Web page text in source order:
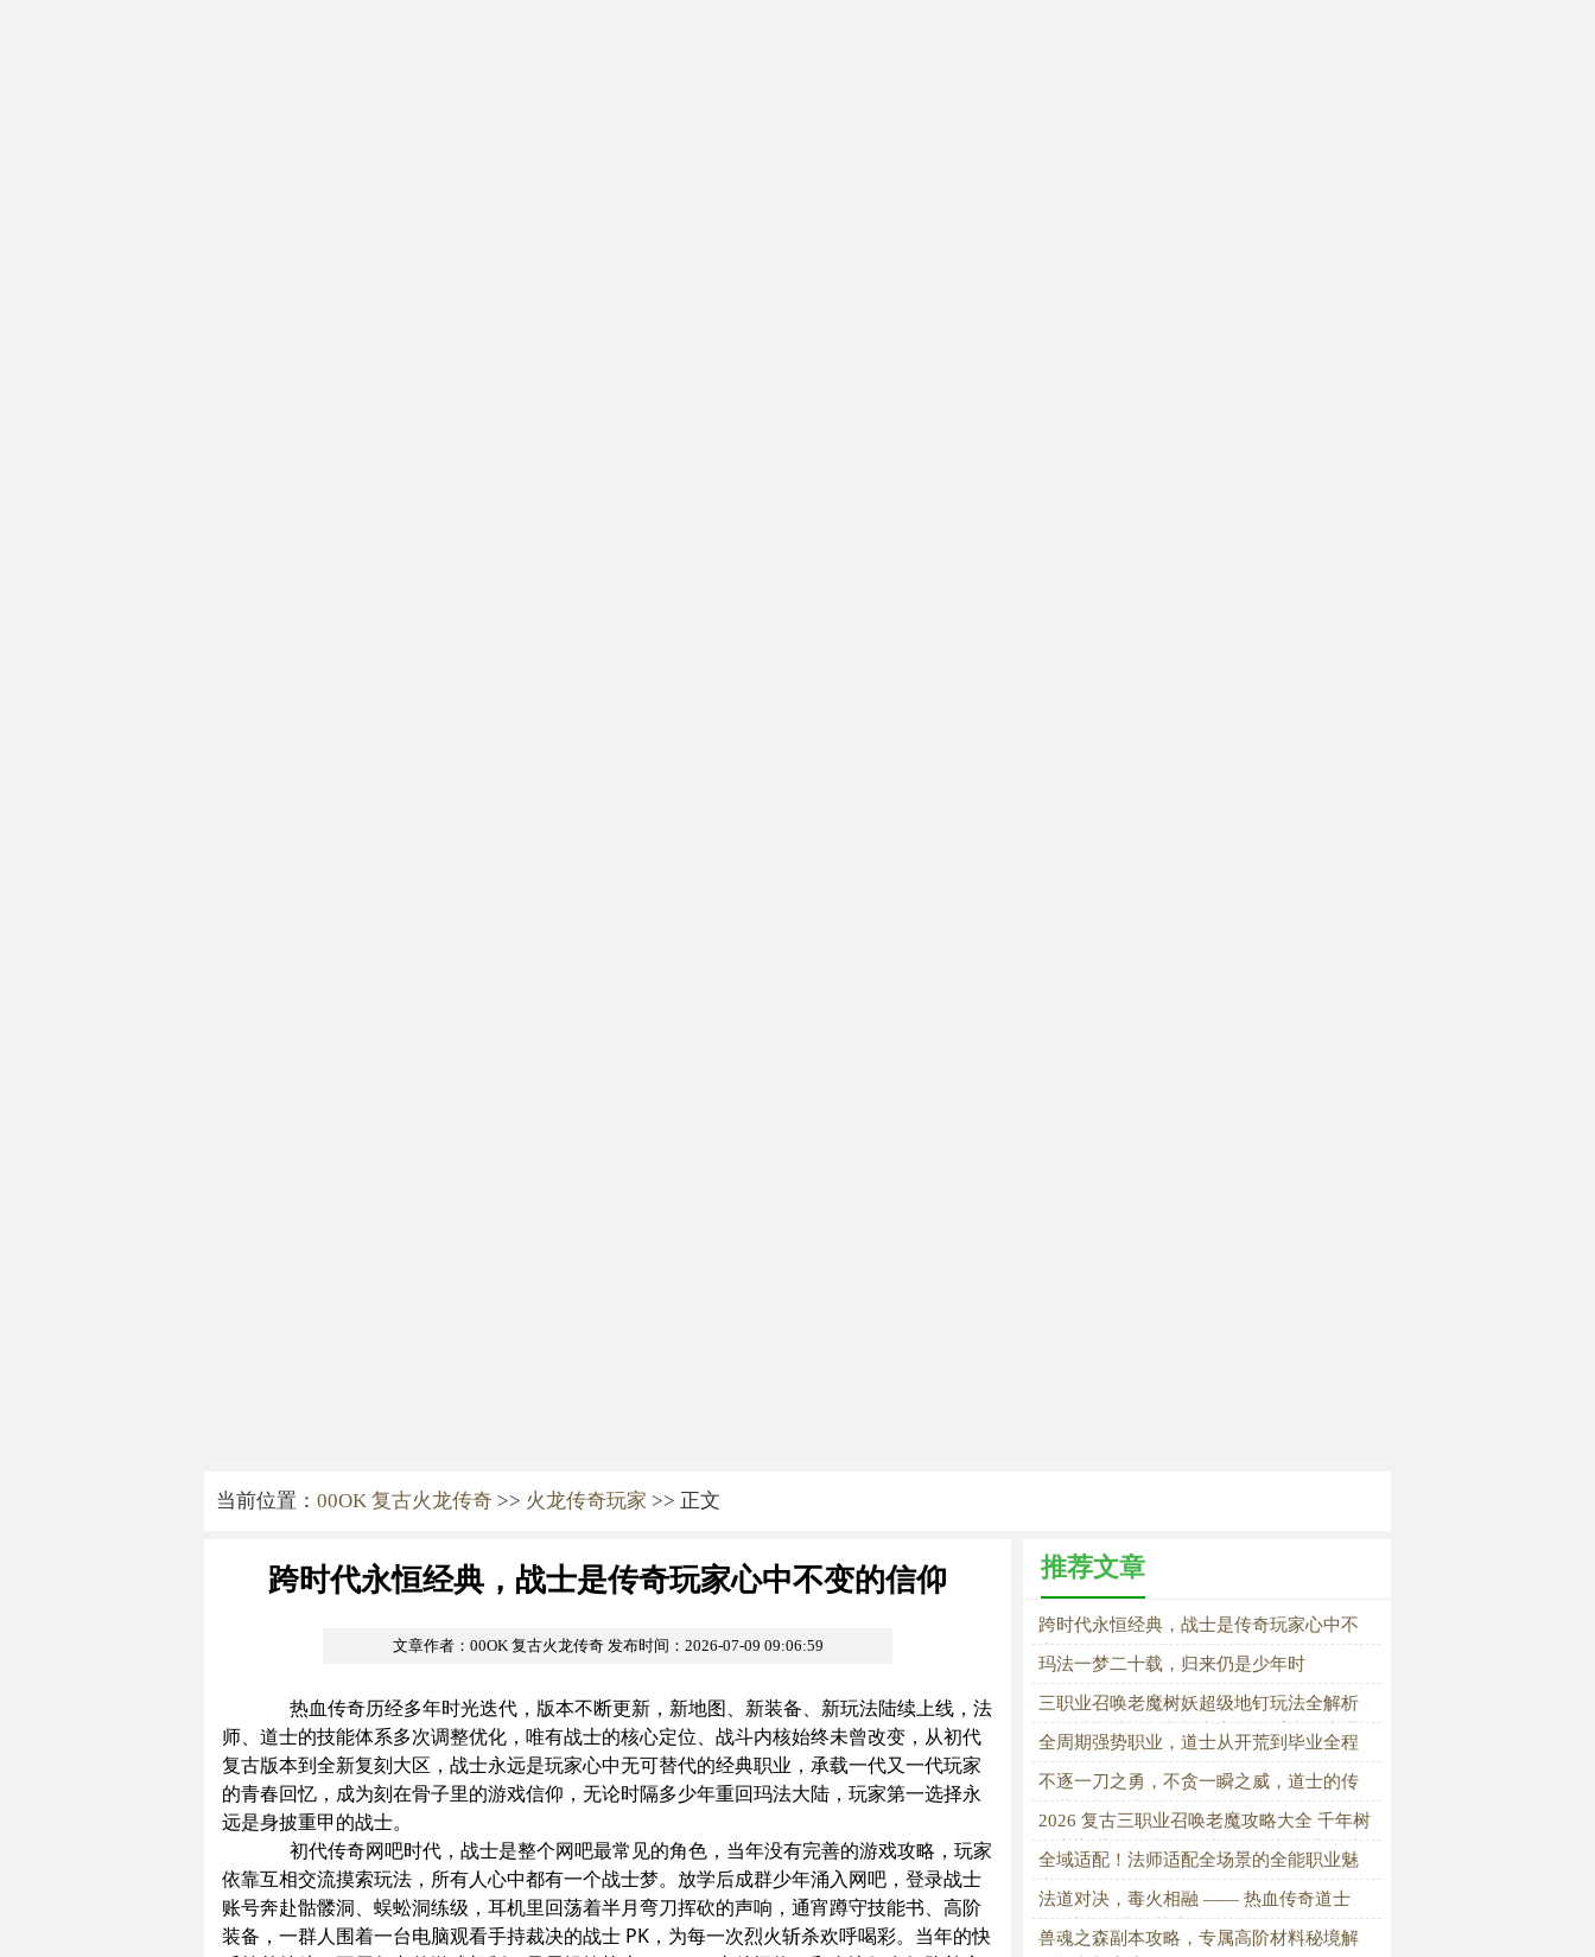
当前位置： 00OK 复古火龙传奇 >> 火龙传奇玩家 >> 正文
跨时代永恒经典，战士是传奇玩家心中不变的信仰
文章作者：00OK 复古火龙传奇 发布时间：2026-07-09 09:06:59
热血传奇历经多年时光迭代，版本不断更新，新地图、新装备、新玩法陆续上线，法
师、道士的技能体系多次调整优化，唯有战士的核心定位、战斗内核始终未曾改变，从初代
复古版本到全新复刻大区，战士永远是玩家心中无可替代的经典职业，承载一代又一代玩家
的青春回忆，成为刻在骨子里的游戏信仰，无论时隔多少年重回玛法大陆，玩家第一选择永
远是身披重甲的战士。
初代传奇网吧时代，战士是整个网吧最常见的角色，当年没有完善的游戏攻略，玩家
依靠互相交流摸索玩法，所有人心中都有一个战士梦。放学后成群少年涌入网吧，登录战士
账号奔赴骷髅洞、蜈蚣洞练级，耳机里回荡着半月弯刀挥砍的声响，通宵蹲守技能书、高阶
装备，一群人围着一台电脑观看手持裁决的战士 PK，为每一次烈火斩杀欢呼喝彩。当年的快
推荐文章
跨时代永恒经典，战士是传奇玩家心中不
变的信仰
玛法一梦二十载，归来仍是少年时
三职业召唤老魔树妖超级地钉玩法全解析
全屏地刺清怪机制与宝宝召唤系统深度讲
全周期强势职业，道士从开荒到毕业全程
无解
不逐一刀之勇，不贪一瞬之威，道士的传
奇藏在长久陪伴里
2026 复古三职业召唤老魔攻略大全 千年树
妖宝宝进阶玩法 超级地钉技能机制详解 新
手开荒到毕业全流程玩家指南
全域适配！法师适配全场景的全能职业魅
力
法道对决，毒火相融 —— 热血传奇道士
VS 法师的巅峰博弈
兽魂之森副本攻略，专属高阶材料秘境解